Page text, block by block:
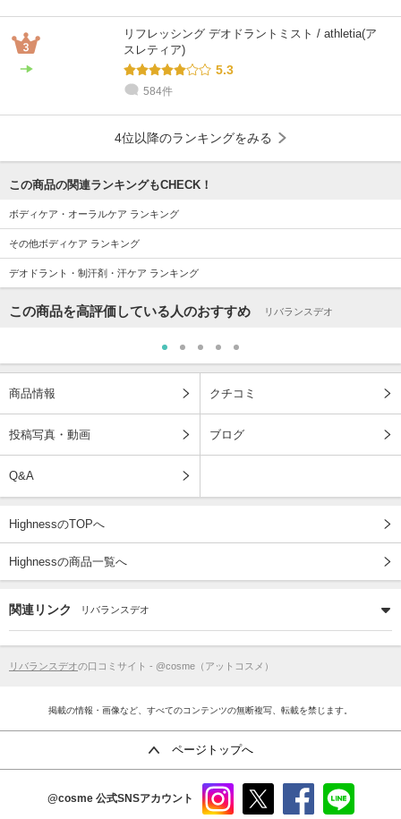
リフレッシング デオドラントミスト / athletia(ア
スレティア)
5.3
584件
4位以降のランキングをみる
この商品の関連ランキングもCHECK！
ボディケア・オーラルケア ランキング
その他ボディケア ランキング
デオドラント・制汗剤・汗ケア ランキング
この商品を高評価している人のおすすめ リバランスデオ
商品情報 クチコミ
投稿写真・動画 ブログ
Q&A
HighnessのTOPへ
Highnessの商品一覧へ
関連リンク リバランスデオ
リバランスデオの口コミサイト - @cosme（アットコスメ）
掲載の情報・画像など、すべてのコンテンツの無断複写、転載を禁じます。
ページトップへ
@cosme 公式SNSアカウント